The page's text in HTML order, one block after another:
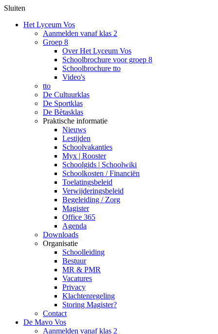
Sluiten
Het Lyceum Vos
Aanmelden vanaf klas 2
Groep 8
Over Het Lyceum Vos
Schoolbrochure voor groep 8
Schoolbrochure tto
Video's
tto
De Cultuurklas
De Sportklas
De Bètasklas
Praktische informatie
Nieuws
Lestijden
Schoolvakanties
Myx | Rooster
Schoolgids | Schoolwiki
Schoolkosten / Financiën
Toelatingsbeleid
Verwijderingsbeleid
Begeleiding / Zorg
Magister
Office 365
Agenda
Downloads
Organisatie
Schoolleiding
Bestuur
MR & PMR
Vacatures
Privacy
Klachtenregeling
Storing Magister?
Contact
De Mavo Vos
Aanmelden vanaf klas 2